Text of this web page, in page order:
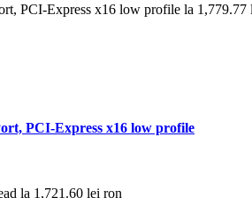
PCI-Express x16 low profile